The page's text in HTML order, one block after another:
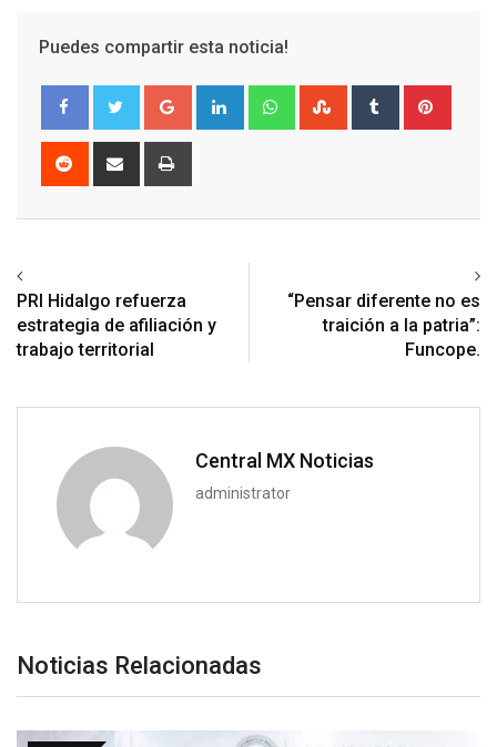
Puedes compartir esta noticia!
Google+ LinkedIn WhatsappStumbleUpon
Tumblr
Reddit
Share
PRI Hidalgo refuerza
estrategia de afiliación y
trabajo territorial
“Pensar diferente no es
traición a la patria”:
Funcope.
Central MX Noticias
administrator
Noticias Relacionadas